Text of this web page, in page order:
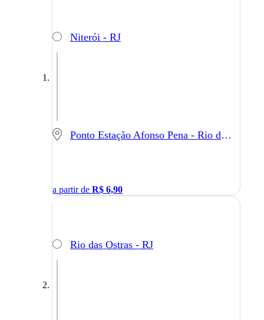
Niterói - RJ
Ponto Estação Afonso Pena - Rio de Janeiro - RJ
a partir de R$ 6,90
Rio das Ostras - RJ